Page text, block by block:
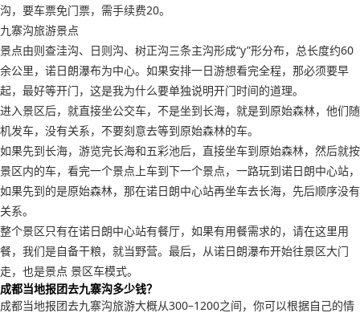
沟，要车票免门票，需手续费20。
九寨沟旅游景点
景点由则查洼沟、日则沟、树正沟三条主沟形成“y”形分布，总长度约60
余公里，诺日朗瀑布为中心。如果安排一日游想看完全程，那必须要早
起，最好等开门，这是我为什么要单独说明开门时间的道理。
进入景区后，就直接坐公交车，不是坐到长海，就是到原始森林，他们随
机发车，没有关系，不要刻意去等到原始森林的车。
如果先到长海，游览完长海和五彩池后，直接坐车到原始森林，然后就按
景区内的车，看完一个景点上车到下一个景点，一路玩到诺日朗中心站，
如果先到的是原始森林，那在诺日朗中心站再坐车去长海，先后顺序没有
关系。
整个景区只有在诺日朗中心站有餐厅，如果有用餐需求的，请在这里用
餐，我们是自备干粮，就当野营。最后，从诺日朗瀑布开始往景区大门
走，也是景点 景区车模式。
成都当地报团去九寨沟多少钱？
成都当地报团去九寨沟旅游大概从300–1200之间，你可以根据自己的情